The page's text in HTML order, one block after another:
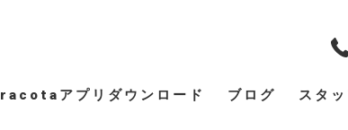
racotaアプリダウンロード ブログ スタッ